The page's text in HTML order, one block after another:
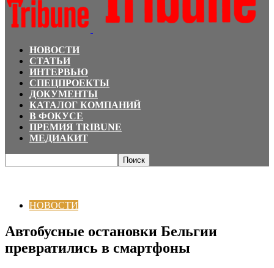
НОВОСТИ
СТАТЬИ
ИНТЕРВЬЮ
СПЕЦПРОЕКТЫ
ДОКУМЕНТЫ
КАТАЛОГ КОМПАНИЙ
В ФОКУСЕ
ПРЕМИЯ TRIBUNE
МЕДИАКИТ
НОВОСТИ
Автобусные остановки Бельгии
превратились в смартфоны